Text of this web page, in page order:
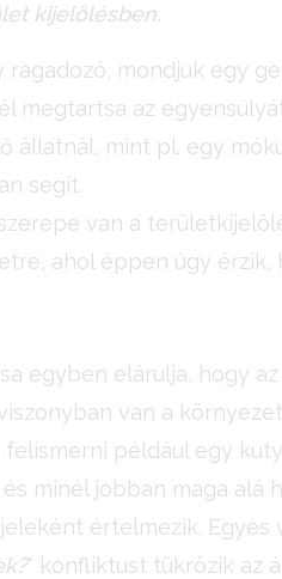
kijelölésben.
ragadozó, mondjuk egy
megtartsa az
állatnál, mint pl. egy
segít.
van a
ahol éppen úgy érzik,
egyben elárulja, hogy
van a
felismerni például egy
minél jobban maga alá
értelmezik.
" konfliktust tükrözik az